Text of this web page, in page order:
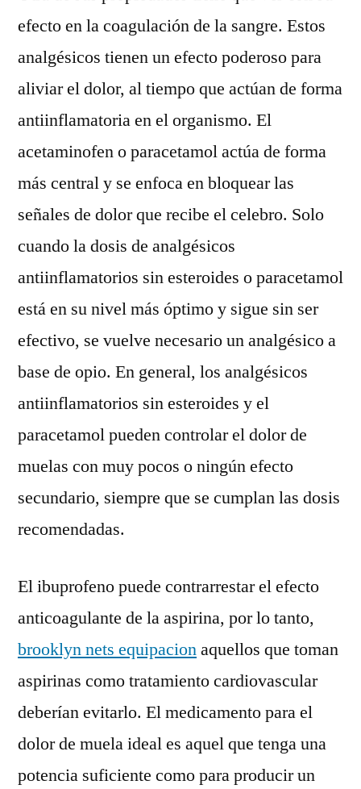
efecto en la coagulación de la sangre. Estos
analgésicos tienen un efecto poderoso para
aliviar el dolor, al tiempo que actúan de forma
antiinflamatoria en el organismo. El
acetaminofen o paracetamol actúa de forma
más central y se enfoca en bloquear las
señales de dolor que recibe el celebro. Solo
cuando la dosis de analgésicos
antiinflamatorios sin esteroides o paracetamol
está en su nivel más óptimo y sigue sin ser
efectivo, se vuelve necesario un analgésico a
base de opio. En general, los analgésicos
antiinflamatorios sin esteroides y el
paracetamol pueden controlar el dolor de
muelas con muy pocos o ningún efecto
secundario, siempre que se cumplan las dosis
recomendadas.
El ibuprofeno puede contrarrestar el efecto
anticoagulante de la aspirina, por lo tanto,
brooklyn nets equipacionaquellos que toman
aspirinas como tratamiento cardiovascular
deberían evitarlo. El medicamento para el
dolor de muela ideal es aquel que tenga una
potencia suficiente como para producir un